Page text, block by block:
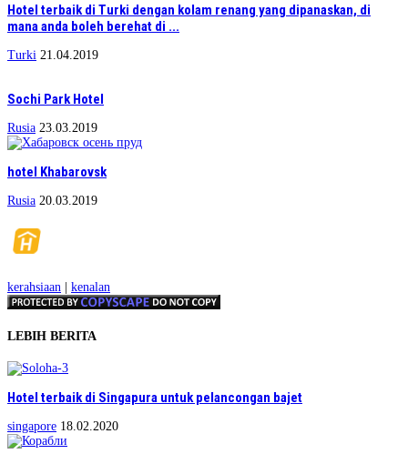
Hotel terbaik di Turki dengan kolam renang yang dipanaskan, di
mana anda boleh berehat di ...
Turki 21.04.2019
Sochi Park Hotel
Rusia 23.03.2019
hotel Khabarovsk
Rusia 20.03.2019
kerahsiaan | kenalan
LEBIH BERITA
Hotel terbaik di Singapura untuk pelancongan bajet
singapore 18.02.2020